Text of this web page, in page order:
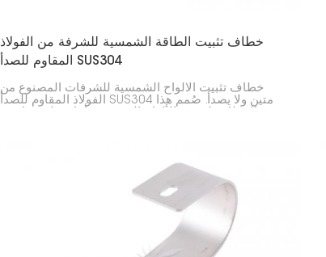
خطاف تثبيت الطاقة الشمسية للشرفة من الفولاذ
المقاوم للصدأ SUS304
خطاف تثبيت الألواح الشمسية للشرفات المصنوع من
الفولاذ المقاوم للصدأ SUS304 متين ولا يصدأ. صُمم هذا
تفتقر إلى مساحة كافية على الأسطح.